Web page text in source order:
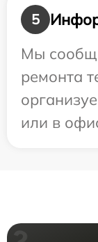
5
Мы
ремонта
или в